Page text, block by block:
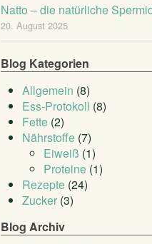
Natto – die natürliche
20. August 2025
Blog Kategorien
Allgemein (8)
Ess-Protokoll (8)
Fette (2)
Nährstoffe (7)
Eiweiß (1)
Proteine (1)
Rezepte (24)
Zucker (3)
Blog Archiv